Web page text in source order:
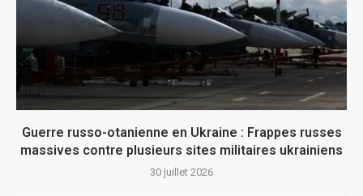
Guerre russo-otanienne en Ukraine : Frappes russes
massives contre plusieurs sites militaires ukrainiens
30 juillet 2026